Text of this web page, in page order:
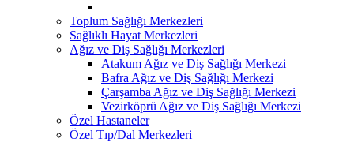
Toplum Sağlığı Merkezleri
Sağlıklı Hayat Merkezleri
Ağız ve Diş Sağlığı Merkezleri
Atakum Ağız ve Diş Sağlığı Merkezi
Bafra Ağız ve Diş Sağlığı Merkezi
Çarşamba Ağız ve Diş Sağlığı Merkezi
Vezirköprü Ağız ve Diş Sağlığı Merkezi
Özel Hastaneler
Özel Tıp/Dal Merkezleri